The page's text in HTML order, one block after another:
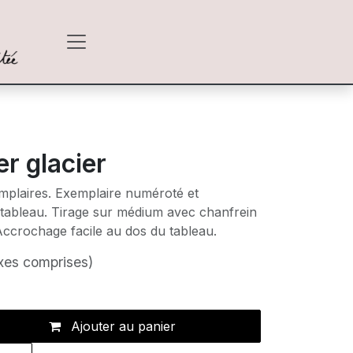
glacier
Exemplaire numéroté et
Tirage sur médium avec chanfrein
facile au dos du tableau.
comprises)
Ajouter au panier